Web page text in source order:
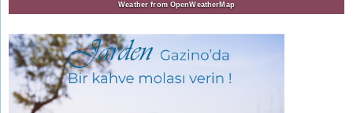
Weather from OpenWeatherMap